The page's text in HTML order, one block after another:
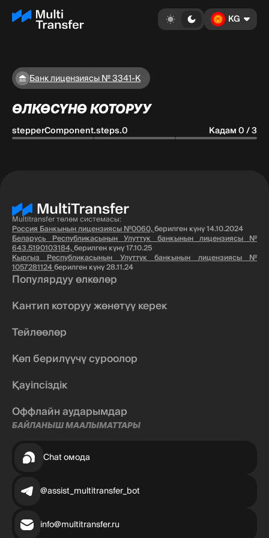
KG
Банк лицензиясы № 3341-К
ӨЛКӨСҮНӨ КОТОРУУ
stepperComponent.steps.0 Кадам 0 / 3
Multitransfer төлөм системасы:
Россия Банкынын лицензиясы №0060,берилген күнү 14.10.2024
Беларусь Республикасынын Улуттук банкынын лицензиясы №
643.5190103184,берилген күнү 17.10.25
Кыргыз Республикасынын Улуттук банкынын лицензиясы №
1057281124берилген күнү 28.11.24
Популярдуу өлкөлөр
Кантип которуу жөнөтүү керек
Тейлөөлөр
Көп берилүүчү суроолор
Қауіпсіздік
Оффлайн аударымдар
БАЙЛАНЫШ МААЛЫМАТТАРЫ
Chat омода
@assist_multitransfer_bot
info@multitransfer.ru